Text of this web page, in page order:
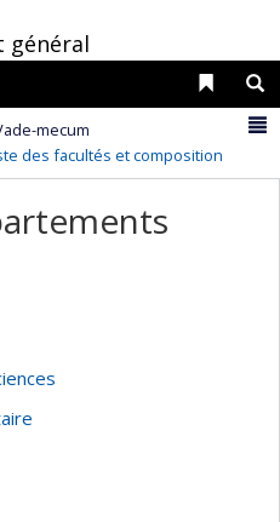
général
Liens
mecum
des facultés et composition